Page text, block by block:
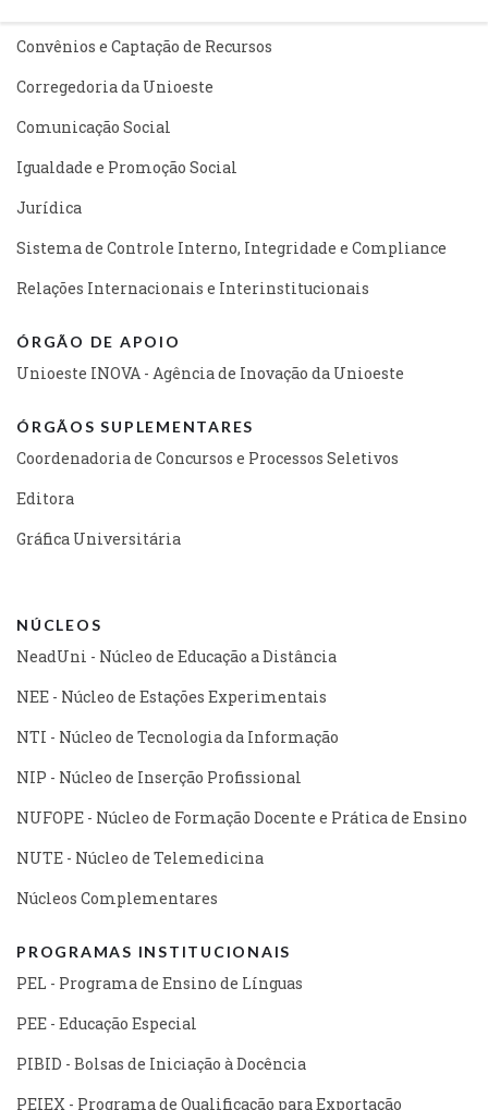
Convênios e Captação de Recursos
Corregedoria da Unioeste
Comunicação Social
Igualdade e Promoção Social
Jurídica
Sistema de Controle Interno, Integridade e Compliance
Relações Internacionais e Interinstitucionais
ÓRGÃO DE APOIO
Unioeste INOVA - Agência de Inovação da Unioeste
ÓRGÃOS SUPLEMENTARES
Coordenadoria de Concursos e Processos Seletivos
Editora
Gráfica Universitária
NÚCLEOS
NeadUni - Núcleo de Educação a Distância
NEE - Núcleo de Estações Experimentais
NTI - Núcleo de Tecnologia da Informação
NIP - Núcleo de Inserção Profissional
NUFOPE - Núcleo de Formação Docente e Prática de Ensino
NUTE - Núcleo de Telemedicina
Núcleos Complementares
PROGRAMAS INSTITUCIONAIS
PEL - Programa de Ensino de Línguas
PEE - Educação Especial
PIBID - Bolsas de Iniciação à Docência
PEIEX - Programa de Qualificação para Exportação